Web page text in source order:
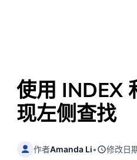
使用 INDEX
现左侧查找
作者Amanda Li• 修改日